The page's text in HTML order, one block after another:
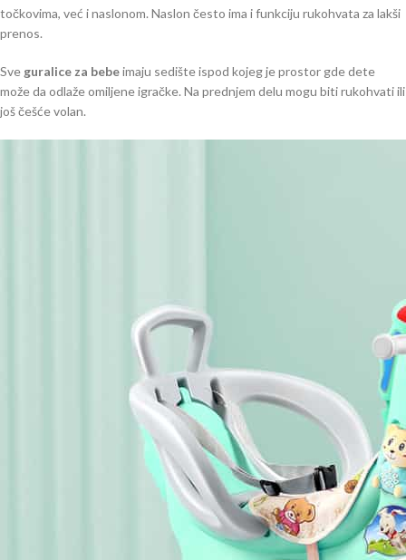
točkovima, već i naslonom. Naslon često ima i funkciju rukohvata za lakši
prenos.
Sve guralice za bebeimaju sedište ispod kojeg je prostor gde dete
može da odlaže omiljene igračke. Na prednjem delu mogu biti rukohvati ili
još češće volan.